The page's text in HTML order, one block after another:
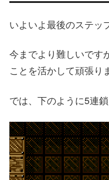
いよいよ最後のステッ
今までより難しいです
ことを活かして頑張り
では、下のように5連